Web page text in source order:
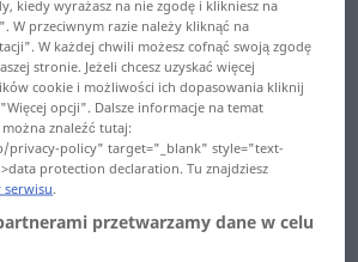
сделка
ставен ... стачкувам
стая ... стокознание
стокообмен ... страхлив
струпам ... стягам
kiedy wyrażasz na nie zgodę i klikniesz na
W przeciwnym razie należy kliknąć na
W każdej chwili możesz cofnąć swoją zgodę
stronie. Jeżeli chcesz uzyskać więcej
cookie i możliwości ich dopasowania kliknij
opcji". Dalsze informacje na temat
znaleźć tutaj:
privacy-policy" target="_blank" style="text-
protection declaration. Tu znajdziesz
serwisu.
przetwarzamy dane w celu